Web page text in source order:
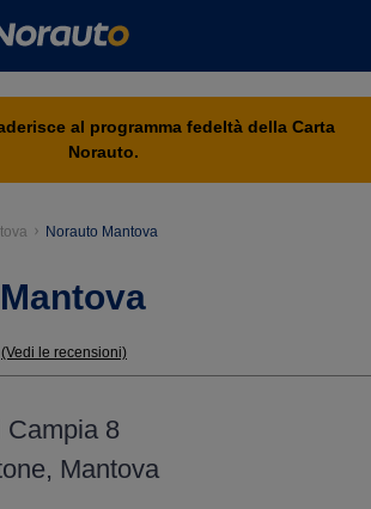
al programma fedeltà della Carta
Norauto.
Norauto Mantova
(Vedi le recensioni)
Campia 8
Mantova